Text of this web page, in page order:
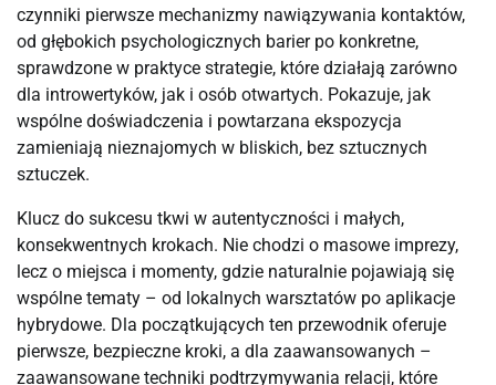
czynniki pierwsze mechanizmy nawiązywania kontaktów,
od głębokich psychologicznych barier po konkretne,
sprawdzone w praktyce strategie, które działają zarówno
dla introwertyków, jak i osób otwartych. Pokazuje, jak
wspólne doświadczenia i powtarzana ekspozycja
zamieniają nieznajomych w bliskich, bez sztucznych
sztuczek.
Klucz do sukcesu tkwi w autentyczności i małych,
konsekwentnych krokach. Nie chodzi o masowe imprezy,
lecz o miejsca i momenty, gdzie naturalnie pojawiają się
wspólne tematy – od lokalnych warsztatów po aplikacje
hybrydowe. Dla początkujących ten przewodnik oferuje
pierwsze, bezpieczne kroki, a dla zaawansowanych –
zaawansowane techniki podtrzymywania relacji, które